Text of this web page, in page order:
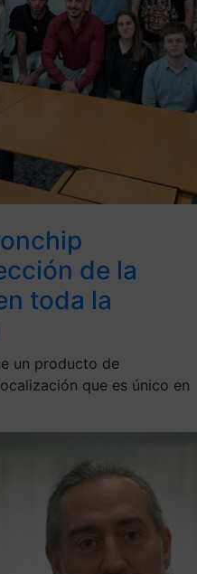
de la
toda la
un producto de
que es único en